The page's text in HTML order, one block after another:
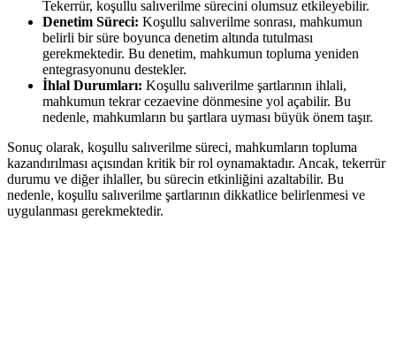
Tekerrür, koşullu salıverilme ​sürecini⁣ olumsuz etkileyebilir.
Denetim ​Süreci: Koşullu salıverilme sonrası, mahkumun
belirli bir ⁣süre boyunca​ denetim altında ⁣tutulması
⁣gerekmektedir. Bu denetim, mahkumun topluma yeniden​
entegrasyonunu destekler.
İhlal Durumları: Koşullu salıverilme ‌şartlarının ihlali,
mahkumun tekrar​ cezaevine dönmesine yol açabilir.⁢ Bu
nedenle, mahkumların bu‌ şartlara ‍uyması büyük önem ⁤taşır.
Sonuç olarak, koşullu salıverilme süreci, ​mahkumların topluma⁢
kazandırılması⁤ açısından kritik ​bir rol oynamaktadır. ⁣Ancak,⁤ tekerrür
durumu ‌ve diğer ihlaller, bu‍ sürecin etkinliğini‌ azaltabilir. Bu ​
nedenle,‌ koşullu salıverilme şartlarının dikkatlice belirlenmesi ve
uygulanması gerekmektedir.